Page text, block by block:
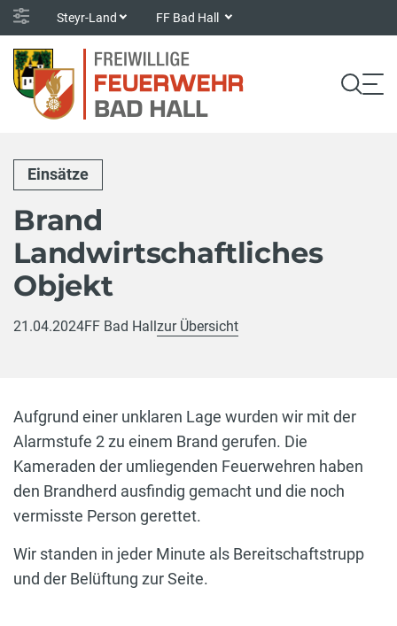
Steyr-Land FF Bad Hall
Einsätze
Brand
Landwirtschaftliches
Objekt
21.04.2024FF Bad Hallzur Übersicht
Aufgrund einer unklaren Lage wurden wir mit der
Alarmstufe 2 zu einem Brand gerufen. Die
Kameraden der umliegenden Feuerwehren haben
den Brandherd ausfindig gemacht und die noch
vermisste Person gerettet.
Wir standen in jeder Minute als Bereitschaftstrupp
und der Belüftung zur Seite.